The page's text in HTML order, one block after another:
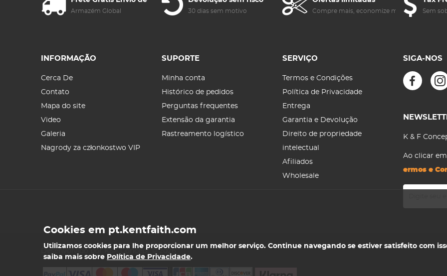
Armazém Global 30 dias sem motivo Compre mais, economize mais Sem
INFORMAÇÃO
Cerca De
Contato
Mapa do site
Video
Galeria
Nagrody za członkostwo VIP
SUPORTE
Minha conta
Histórico de pedidos
Perguntas frequentes
Extensão da garantia
Rastreamento logístico
SERVIÇO
Termos e Condições
Política de Privacidade
Entrega
Garantia e Devolução
Direito de propriedade
intelectual
Afiliados
Wholesale
SIGA-NOS
K & F
Ao clicar em
ermos e
Desenvolvido por K&F Concept © 2026
Cookies em pt.kentfaith.com
Utilizamos cookies para lhe proporcionar um melhor serviço. Continue navegando se estiver satisfeito com
saiba mais sobre Política de Privacidade.